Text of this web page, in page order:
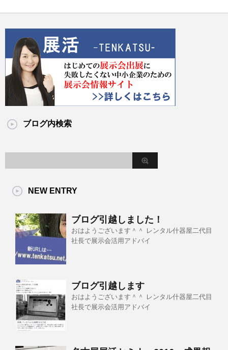
ブログ内検索
NEW ENTRY
ブログ引越しました！
おはようございます＾＾ レンタル什器屋二代目
社長で展示会活用アドバイ
ブログ引越します
おはようございます＾＾ レンタル什器屋二代目
社長で展示会活用アドバイ